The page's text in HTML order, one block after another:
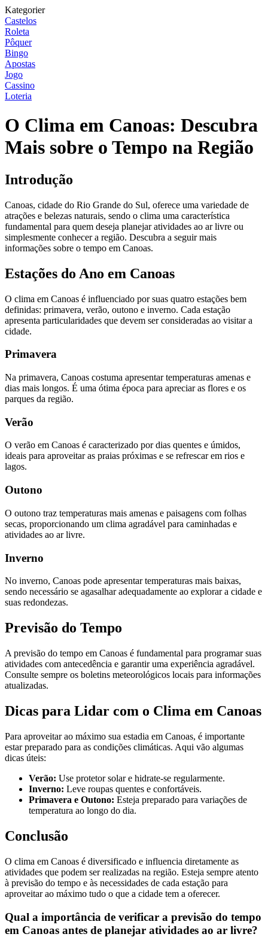
Kategorier
Castelos
Roleta
Pôquer
Bingo
Apostas
Jogo
Cassino
Loteria
O Clima em Canoas: Descubra
Mais sobre o Tempo na Região
Introdução
Canoas, cidade do Rio Grande do Sul, oferece uma variedade de
atrações e belezas naturais, sendo o clima uma característica
fundamental para quem deseja planejar atividades ao ar livre ou
simplesmente conhecer a região. Descubra a seguir mais
informações sobre o tempo em Canoas.
Estações do Ano em Canoas
O clima em Canoas é influenciado por suas quatro estações bem
definidas: primavera, verão, outono e inverno. Cada estação
apresenta particularidades que devem ser consideradas ao visitar a
cidade.
Primavera
Na primavera, Canoas costuma apresentar temperaturas amenas e
dias mais longos. É uma ótima época para apreciar as flores e os
parques da região.
Verão
O verão em Canoas é caracterizado por dias quentes e úmidos,
ideais para aproveitar as praias próximas e se refrescar em rios e
lagos.
Outono
O outono traz temperaturas mais amenas e paisagens com folhas
secas, proporcionando um clima agradável para caminhadas e
atividades ao ar livre.
Inverno
No inverno, Canoas pode apresentar temperaturas mais baixas,
sendo necessário se agasalhar adequadamente ao explorar a cidade e
suas redondezas.
Previsão do Tempo
A previsão do tempo em Canoas é fundamental para programar suas
atividades com antecedência e garantir uma experiência agradável.
Consulte sempre os boletins meteorológicos locais para informações
atualizadas.
Dicas para Lidar com o Clima em Canoas
Para aproveitar ao máximo sua estadia em Canoas, é importante
estar preparado para as condições climáticas. Aqui vão algumas
dicas úteis:
Verão: Use protetor solar e hidrate-se regularmente.
Inverno: Leve roupas quentes e confortáveis.
Primavera e Outono: Esteja preparado para variações de
temperatura ao longo do dia.
Conclusão
O clima em Canoas é diversificado e influencia diretamente as
atividades que podem ser realizadas na região. Esteja sempre atento
à previsão do tempo e às necessidades de cada estação para
aproveitar ao máximo tudo o que a cidade tem a oferecer.
Qual a importância de verificar a previsão do tempo
em Canoas antes de planejar atividades ao ar livre?